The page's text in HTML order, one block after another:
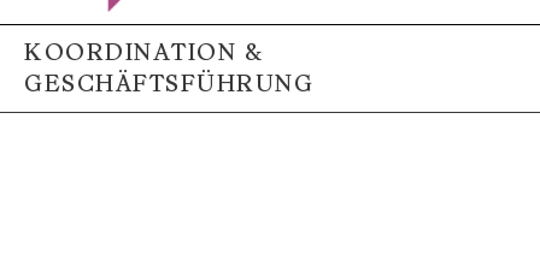
KOORDINATION &
GESCHÄFTSFÜHRUNG